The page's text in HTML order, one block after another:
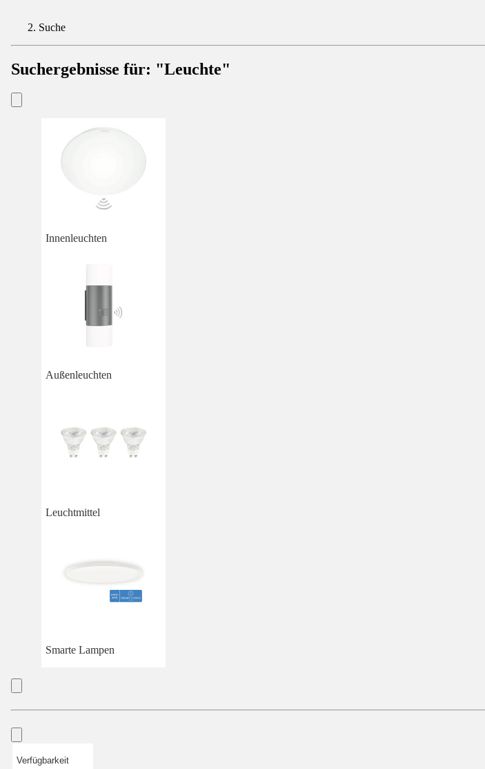
Suche
Suchergebnisse für: "Leuchte"
Innenleuchten
Außenleuchten
Leuchtmittel
Smarte Lampen
Verfügbarkeit